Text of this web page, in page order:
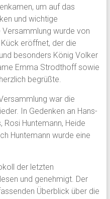
um auf das
und wichtige
Versammlung wurde von
eröffnet, der die
besonders König Volker
Emma Strodthoff sowie
begrüßte.
war die
In Gedenken an Hans-
Rosi Huntemann, Heide
Huntemann wurde eine
der letzten
und genehmigt. Der
Überblick über die